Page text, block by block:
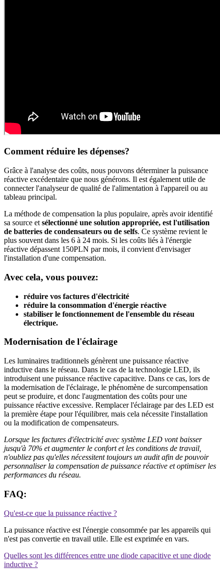
Comment réduire les dépenses?
Grâce à l'analyse des coûts, nous pouvons déterminer la puissance
réactive excédentaire que nous générons. Il est également utile de
connecter l'analyseur de qualité de l'alimentation à l'appareil ou au
tableau principal.
La méthode de compensation la plus populaire, après avoir identifié
sa source et sélectionné une solution appropriée, est l'utilisation
de batteries de condensateurs ou de selfs. Ce système revient le
plus souvent dans les 6 à 24 mois. Si les coûts liés à l'énergie
réactive dépassent 150PLN par mois, il convient d'envisager
l'installation d'une compensation.
Avec cela, vous pouvez:
réduire vos factures d'électricité
réduire la consommation d'énergie réactive
stabiliser le fonctionnement de l'ensemble du réseau
électrique.
Modernisation de l'éclairage
Les luminaires traditionnels génèrent une puissance réactive
inductive dans le réseau. Dans le cas de la technologie LED, ils
introduisent une puissance réactive capacitive. Dans ce cas, lors de
la modernisation de l'éclairage, le phénomène de surcompensation
peut se produire, et donc l'augmentation des coûts pour une
puissance réactive excessive. Remplacer l'éclairage par des LED est
la première étape pour l'équilibrer, mais cela nécessite l'installation
ou la modification de compensateurs.
Lorsque les factures d'électricité avec système LED vont baisser
jusqu'à 70% et augmenter le confort et les conditions de travail,
n'oubliez pas qu'elles nécessitent toujours un audit afin de pouvoir
personnaliser la compensation de puissance réactive et optimiser les
performances du réseau.
FAQ:
Qu'est-ce que la puissance réactive ?
La puissance réactive est l'énergie consommée par les appareils qui
n'est pas convertie en travail utile. Elle est exprimée en vars.
Quelles sont les différences entre une diode capacitive et une diode
inductive ?